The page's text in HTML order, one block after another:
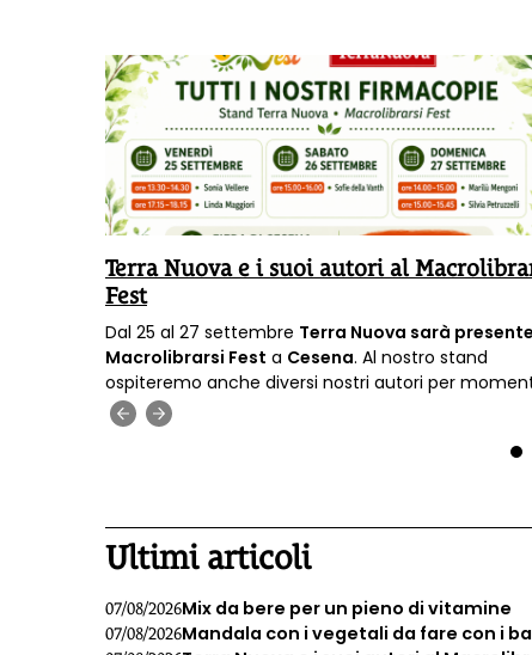
Terra Nuova e i suoi autori al
Fest
Dal 25 al 27 settembre Terra Nuova sarà
Macrolibrarsi Fest a Cesena. Al nostro stand
ospiteremo anche diversi nostri autori per
firmacopie
Ultimi articoli
07/08/2026Mix da bere per un pieno di vitamine
07/08/2026Mandala con i vegetali da fare con i